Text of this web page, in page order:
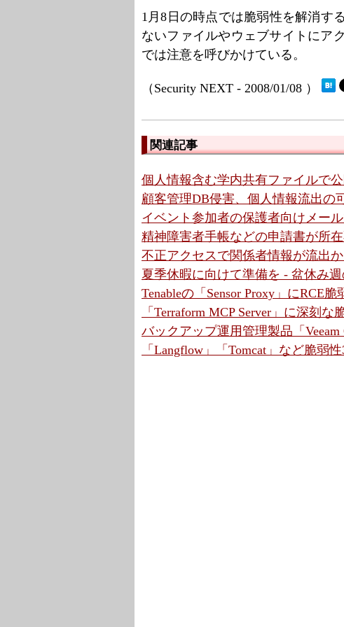
1月8日の時点では脆弱性を解消す
ないファイルやウェブサイトにア
では注意を呼びかけている。
（Security NEXT - 2008/01/08 ）
関連記事
個人情報含む学内共有ファイルで
顧客管理DB侵害、個人情報流出の
イベント参加者の保護者向けメー
精神障害者手帳などの申請書が所
不正アクセスで関係者情報が流出
夏季休暇に向けて準備を - 盆休み
Tenableの「Sensor Proxy」にRCE
「Terraform MCP Server」に深刻
バックアップ運用管理製品「
「Langflow」「Tomcat」など脆弱